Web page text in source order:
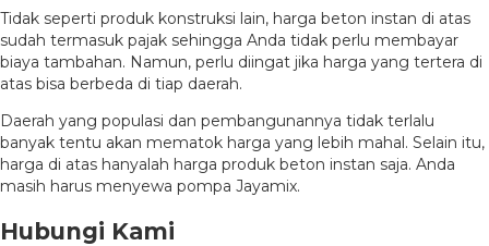
Tidak seperti produk konstruksi lain, harga beton instan di atas
sudah termasuk pajak sehingga Anda tidak perlu membayar
biaya tambahan. Namun, perlu diingat jika harga yang tertera di
atas bisa berbeda di tiap daerah.
Daerah yang populasi dan pembangunannya tidak terlalu
banyak tentu akan mematok harga yang lebih mahal. Selain itu,
harga di atas hanyalah harga produk beton instan saja. Anda
masih harus menyewa pompa Jayamix.
Hubungi Kami